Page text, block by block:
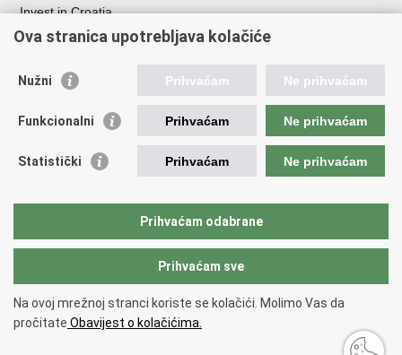
Invest in Croatia
Europska banka za obnovu i razvoj
Središnja agencija za financiranje i ugovaranje
Institucije i javne ustanove u nadležnosti
Ministarstva
Agencija za ugljikovodike
Hrvatska agencija za malo gospodarstvo, inovacije i investicije
Državni zavod za mjeriteljstvo
Povratak na vrh
Copyright © 2026 Ministarstvo gospodarstva /
Izjava o pristupačnosti.
Ova stranica upotrebljava kolačiće
Nužni Prihvaćam Ne prihvaćam
Funkcionalni Prihvaćam Ne prihvaćam
Statistički Prihvaćam Ne prihvaćam
Prihvaćam odabrane
Prihvaćam sve
Na ovoj mrežnoj stranci koriste se kolačići. Molimo Vas da
pročitate Obavijest o kolačićima.